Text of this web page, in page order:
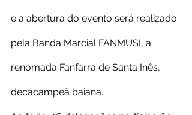
e a abertura do evento será realizado
pela Banda Marcial FANMUSI, a
renomada Fanfarra de Santa Inês,
decacampeã baiana.